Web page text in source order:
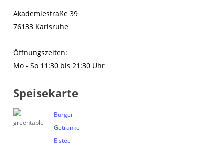
Akademiestraße 39
76133 Karlsruhe
Öffnungszeiten:
Mo - So 11:30 bis 21:30 Uhr
Speisekarte
Burger
Getränke
Eistee